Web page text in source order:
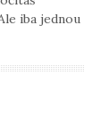
iba jednou